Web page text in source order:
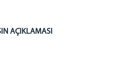
Güvenlikli Kapalı Ceza
AÇIKLAMASI